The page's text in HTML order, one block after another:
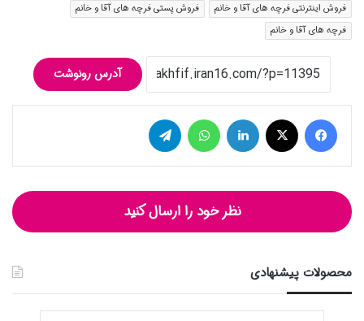
فروش اینترنتی فرچه های آقا و خانم
فروش پستی فرچه های آقا و خانم
فرچه های آقا و خانم
آدرس رونوشت
فیس بوک لینکدین
نظر خود را ارسال کنید
محصولات پیشنهادی